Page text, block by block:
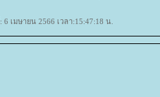
6 เมษายน 2566 เวลา:15:47:18 น.